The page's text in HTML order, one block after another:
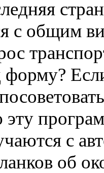
с общим
форму?
эту
с
об